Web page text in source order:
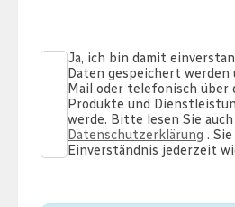
Ja, ich bin damit
Daten gespeichert werden
Mail oder telefonisch über
Produkte und
werde. Bitte lesen Sie
Datenschutzerklärung .
Einverständnis jederzeit